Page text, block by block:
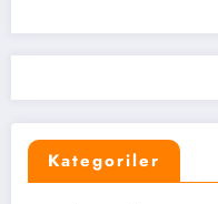
Kategoriler